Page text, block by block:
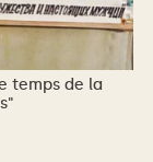
temps de la